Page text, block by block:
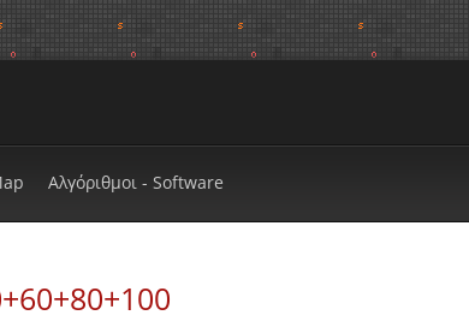
Αλγόριθμοι - Software